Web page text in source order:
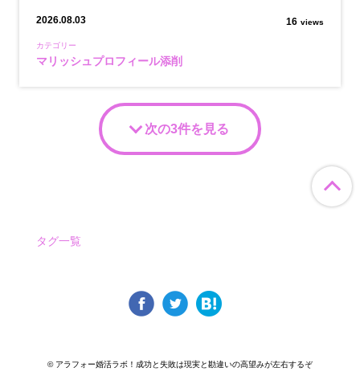
2026.08.03 16 views
カテゴリー
マリッシュプロフィール添削
次の3件を見る
タグ一覧
© アラフォー婚活ラボ！成功と失敗は現実と勘違いの高望みが左右するぞ